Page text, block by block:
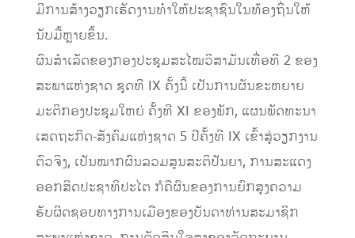
ມີການສ້າງວຽກເຮັດງານທໍາໃຫ້ປະຊາຊົນໃນທ້ອງຖິ່ນໃຫ້
ນັບມື້ຫຼາຍຂຶ້ນ.
ຜົນສໍາເລັດຂອງກອງປະຊຸມສະໄໝວິສາມັນເທື່ອທີ 2 ຂອງ
ສະພາແຫ່ງຊາດ ຊຸດທີ IX ຄັ້ງນີ້ ເປັນການຜັນຂະຫຍາຍ
ມະຕິກອງປະຊຸມໃຫຍ່ ຄັ້ງທີ XI ຂອງພັກ, ແຜນພັດທະນາ
ເສດຖະກິດ-ສັງຄົມແຫ່ງຊາດ 5 ປີຄັ້ງທີ IX ເຂົ້າສູ່ວຽກງານ
ຕົວຈິງ, ເປັນໝາກຜົນລວມສູນສະຕິປັນຍາ, ການສະແດງ
ອອກສິດປະຊາທິປະໄຕ ກໍຄືຜົນຂອງການຍົກສູງຄວາມ
ຮັບຜິດຊອບທາງການເມືອງຂອງບັນດາທ່ານສະມາຊິກ